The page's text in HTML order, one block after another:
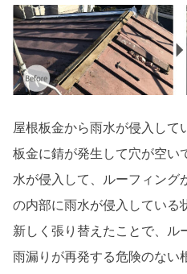
屋根板金から雨水が侵入して
板金に錆が発生して穴が空い
水が侵入して、ルーフィング
の内部に雨水が侵入している
新しく張り替えたことで、ル
雨漏りが再発する危険のない